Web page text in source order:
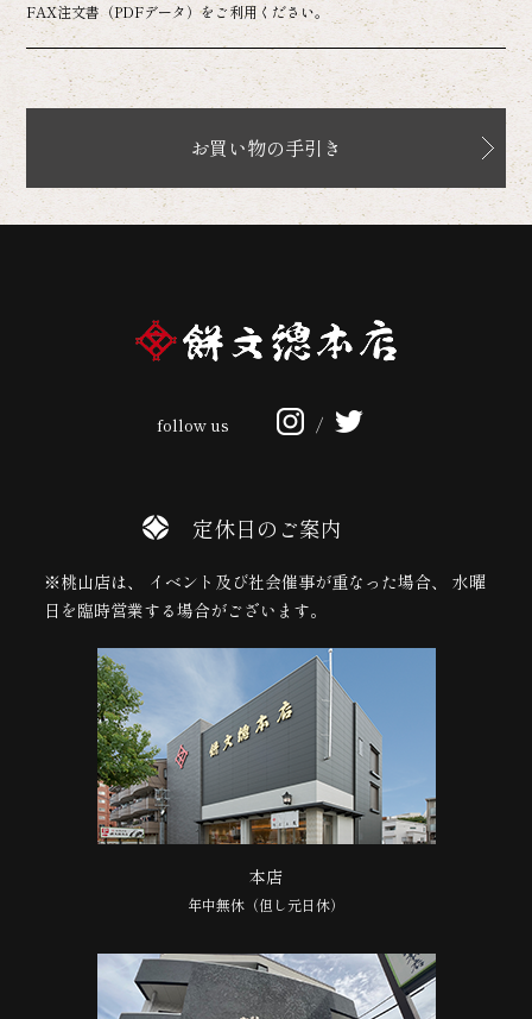
FAX注文書（PDFデータ）をご利用ください。
お買い物の手引き
follow us /
定休日のご案内
※桃山店は、 イベント及び社会催事が重なった場合、 水曜
日を臨時営業する場合がございます。
本店
年中無休（但し元日休）